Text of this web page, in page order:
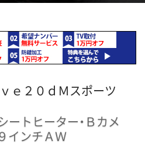
ｅ２０ｄＭスポーツ
ートヒーター・Ｂカメ
インチＡＷ